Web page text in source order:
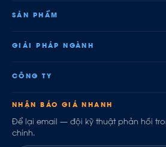
SẢN PHẨM
GIẢI PHÁP NGÀNH
CÔNG TY
NHẬN BÁO GIÁ NHANH
Để lại email — đội kỹ thuật phản hồi
chính.